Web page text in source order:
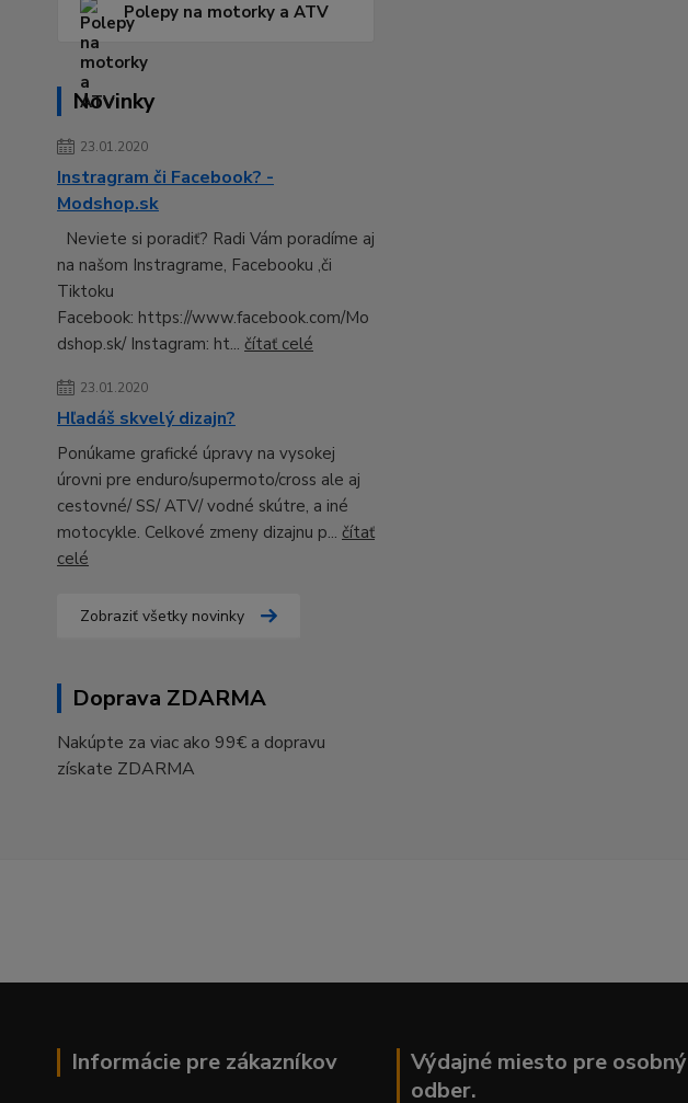
Polepy na motorky a ATV
Novinky
23.01.2020
Instragram či Facebook? -
Modshop.sk
Neviete si poradiť? Radi Vám poradíme aj
na našom Instragrame, Facebooku ,či
Tiktoku
Facebook: https://www.facebook.com/Mo
dshop.sk/ Instagram: ht... čítať celé
23.01.2020
Hľadáš skvelý dizajn?
Ponúkame grafické úpravy na vysokej
úrovni pre enduro/supermoto/cross ale aj
cestovné/ SS/ ATV/ vodné skútre, a iné
motocykle. Celkové zmeny dizajnu p... čítať
celé
Zobraziť všetky novinky
Doprava ZDARMA
Nakúpte za viac ako 99€ a dopravu
získate ZDARMA
Informácie pre zákazníkov
Výdajné miesto pre osobný
odber.